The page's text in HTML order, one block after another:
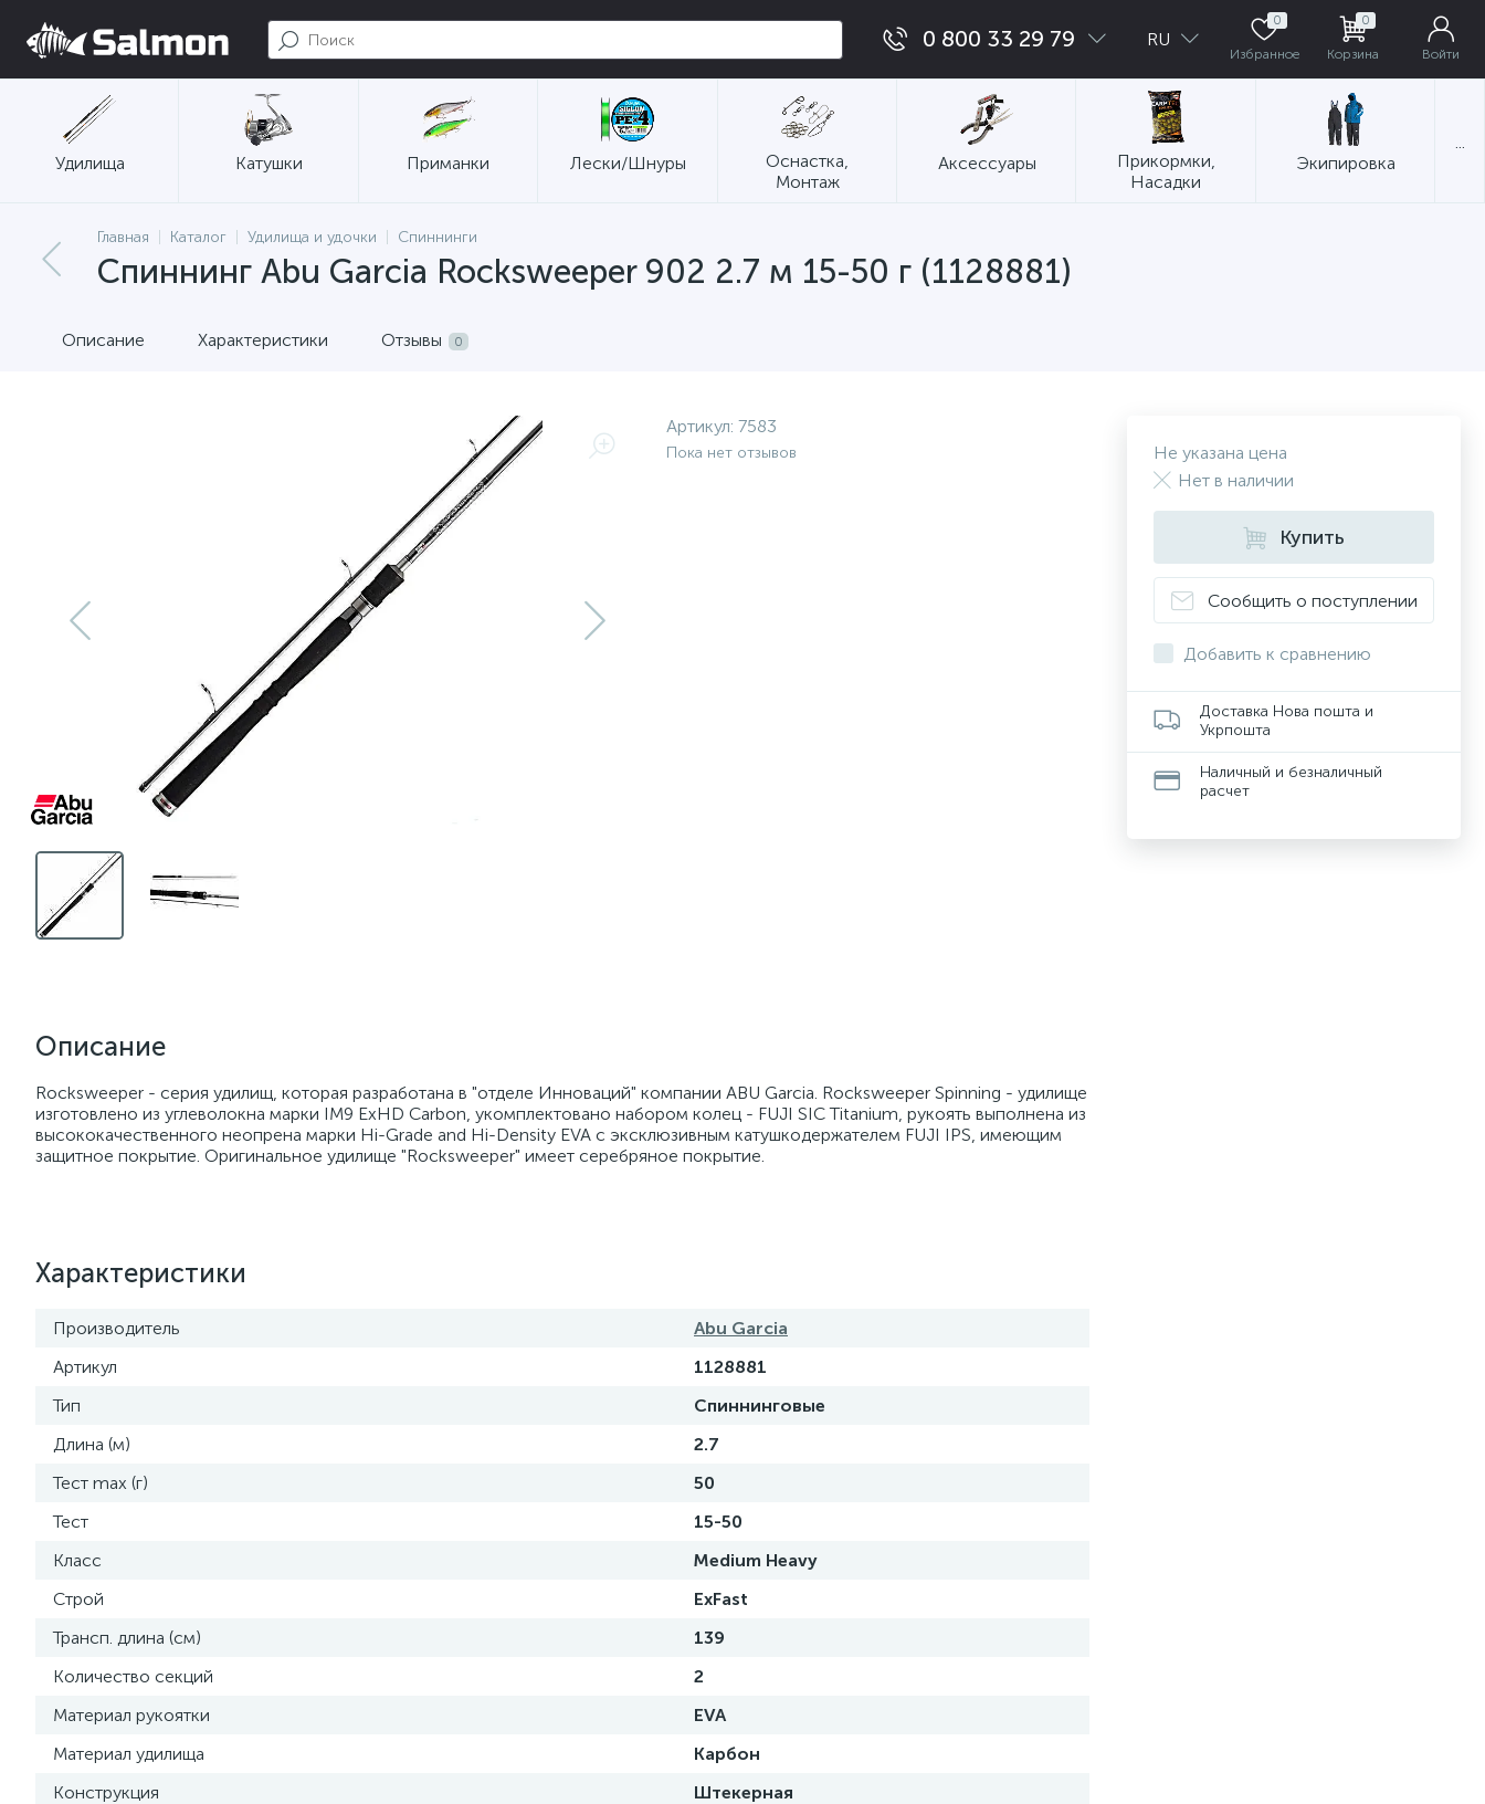
0 800 33 29 79 RU
0
Избранное
0
Корзина Войти
Удилища Катушки Приманки Лески/Шнуры
Оснастка,
Монтаж
Аксессуары
Прикормки,
Насадки
Экипировка
Главная Каталог Удилища и удочки Спиннинги
Спиннинг Abu Garcia Rocksweeper 902 2.7 м 15-50 г (1128881)
Описание Характеристики Отзывы 0
Артикул: 7583
Пока нет отзывов
Описание
Rocksweeper - серия удилищ, которая разработана в "отделе Инноваций" компании ABU Garcia. Rocksweeper Spinning - удилище
изготовлено из углеволокна марки IM9 ExHD Carbon, укомплектовано набором колец - FUJI SIC Titanium, рукоять выполнена из
высококачественного неопрена марки Hi-Grade and Hi-Density EVA с эксклюзивным катушкодержателем FUJI IPS, имеющим
защитное покрытие. Оригинальное удилище "Rocksweeper" имеет серебряное покрытие.
Характеристики
Производитель
Abu Garcia
Артикул
1128881
Тип
Спиннинговые
Длина (м)
2.7
Тест max (г)
50
Тест
15-50
Класс
Medium Heavy
Строй
ExFast
Трансп. длина (см)
139
Количество секций
2
Материал рукоятки
EVA
Материал удилища
Карбон
Конструкция
Штекерная
Не указана цена
Нет в наличии
Купить
Сообщить о поступлении
Добавить к сравнению
Доставка Нова пошта и
Укрпошта
Наличный и безналичный
расчет